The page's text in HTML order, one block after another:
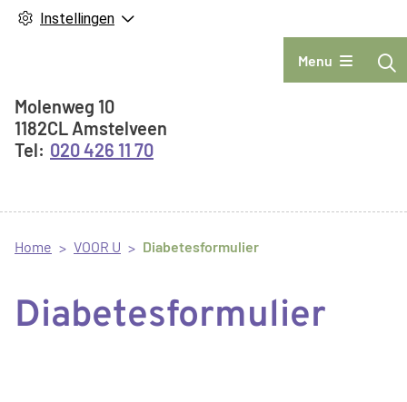
Instellingen
Hoofdmenu
Menu
Adresgegevens
Molenweg 10
1182CL Amstelveen
020 426 11 70
Home VOOR U Diabetesformulier
Diabetesformulier